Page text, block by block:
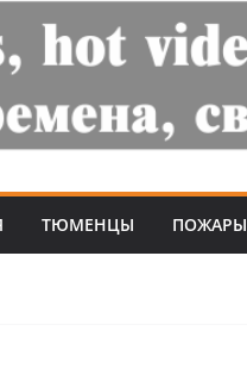
ТЮМЕНЦЫ ПОЖАРЫ